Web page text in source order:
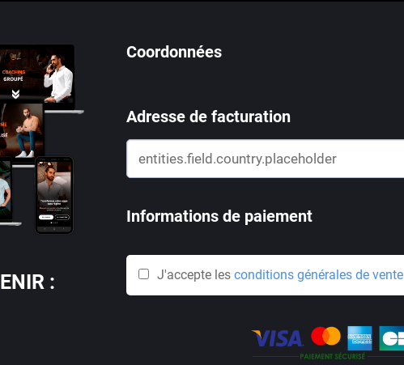
:
Coordonnées
Adresse de facturation
Informations de paiement
J'accepte les conditions générales de vente